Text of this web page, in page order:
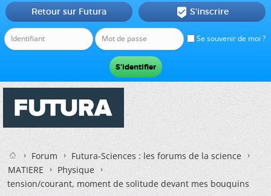
Se souvenir de moi ?
Retour sur Futura  S'inscrire
Forum
Futura-Sciences : les forums de la science
MATIERE
Physique
tension/courant, moment de solitude devant mes bouquins